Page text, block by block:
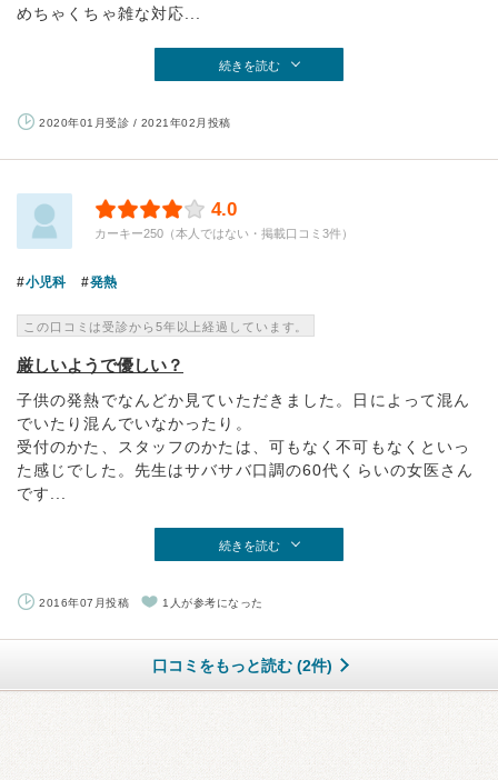
めちゃくちゃ雑な対応...
続きを読む
2020年01月受診 / 2021年02月投稿
4.0
カーキー250（本人ではない・掲載口コミ3件）
小児科 発熱
この口コミは受診から5年以上経過しています。
厳しいようで優しい？
子供の発熱でなんどか見ていただきました。日によって混ん
でいたり混んでいなかったり。
受付のかた、スタッフのかたは、可もなく不可もなくといっ
た感じでした。先生はサバサバ口調の60代くらいの女医さん
です...
続きを読む
2016年07月投稿 1人が参考になった
口コミをもっと読む (2件)